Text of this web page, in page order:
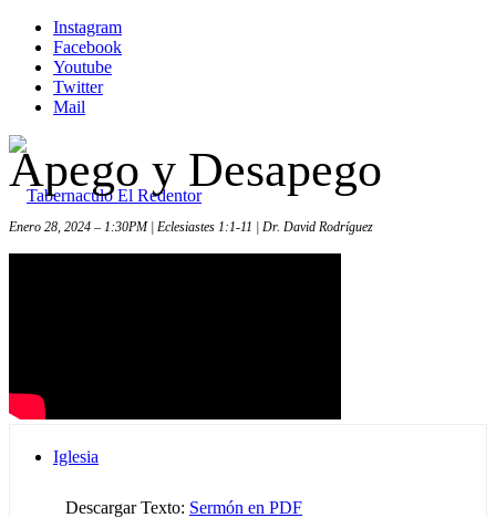
Instagram
Facebook
Youtube
Twitter
Mail
Iglesia
Apego y Desapego
Enero 28, 2024 – 1:30PM | Eclesiastes 1:1-11 | Dr. David Rodríguez
Descargar Texto: Sermón en PDF